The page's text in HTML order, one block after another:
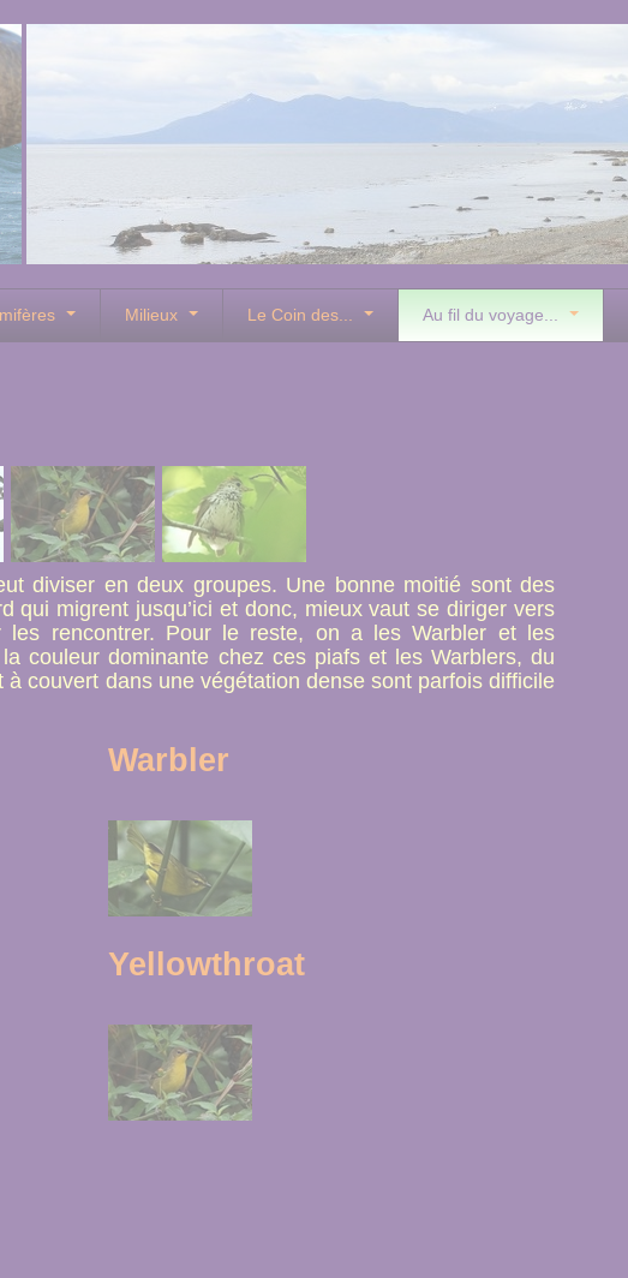
Milieux Le Coin des... Au fil du voyage...
diviser en deux groupes. Une bonne moitié sont des
qui migrent jusqu’ici et donc, mieux vaut se diriger vers
les rencontrer. Pour le reste, on a les Warbler et les
couleur dominante chez ces piafs et les Warblers, du
à couvert dans une végétation dense sont parfois difficile
Warbler
Yellowthroat